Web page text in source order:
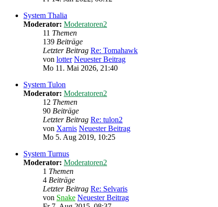
System Thalia
Moderator: Moderatoren2
11 Themen
139 Beiträge
Letzter Beitrag Re: Tomahawk
von lotter Neuester Beitrag
Mo 11. Mai 2026, 21:40
System Tulon
Moderator: Moderatoren2
12 Themen
90 Beiträge
Letzter Beitrag Re: tulon2
von Xarnis Neuester Beitrag
Mo 5. Aug 2019, 10:25
System Turnus
Moderator: Moderatoren2
1 Themen
4 Beiträge
Letzter Beitrag Re: Selvaris
von Snake Neuester Beitrag